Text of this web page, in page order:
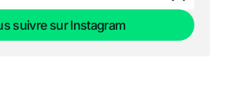
suivre sur Instagram